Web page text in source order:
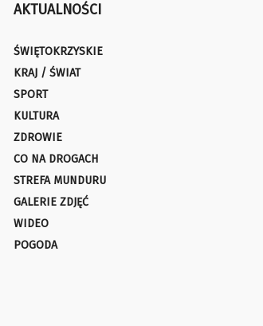
AKTUALNOŚCI
ŚWIĘTOKRZYSKIE
KRAJ / ŚWIAT
SPORT
KULTURA
ZDROWIE
CO NA DROGACH
STREFA MUNDURU
GALERIE ZDJĘĆ
WIDEO
POGODA